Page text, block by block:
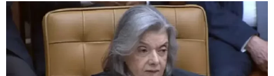
TRE-SP forma maioria para manter Pablo Marçal inelegível até 2032
Luta entre Davi Brito e Rico Melquiades pode não acontecer após impasse sobre cachê